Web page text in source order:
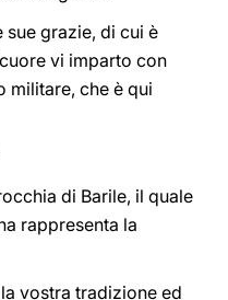
grazie, di cui è
vi imparto con
militare, che è qui
di Barile, il quale
rappresenta la
vostra tradizione ed